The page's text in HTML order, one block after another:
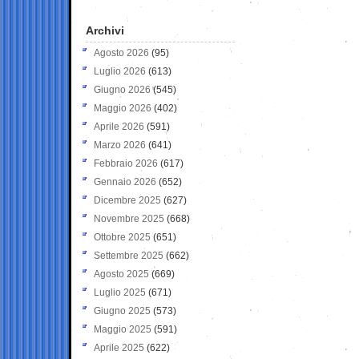
Archivi
Agosto 2026 (95)
Luglio 2026 (613)
Giugno 2026 (545)
Maggio 2026 (402)
Aprile 2026 (591)
Marzo 2026 (641)
Febbraio 2026 (617)
Gennaio 2026 (652)
Dicembre 2025 (627)
Novembre 2025 (668)
Ottobre 2025 (651)
Settembre 2025 (662)
Agosto 2025 (669)
Luglio 2025 (671)
Giugno 2025 (573)
Maggio 2025 (591)
Aprile 2025 (622)